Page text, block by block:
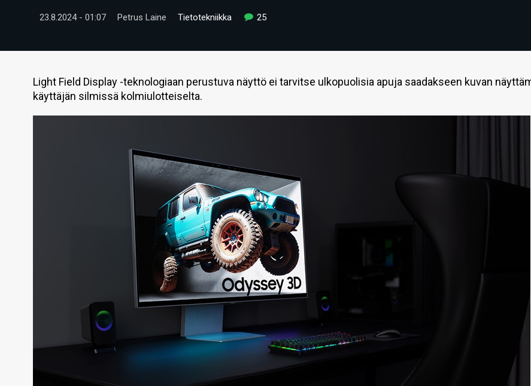
23.8.2024 - 01:07 Petrus Laine Tietotekniikka 25
Light Field Display -teknologiaan perustuva näyttö ei tarvitse ulkopuolisia apuja saadakseen kuvan
käyttäjän silmissä kolmiulotteiselta.